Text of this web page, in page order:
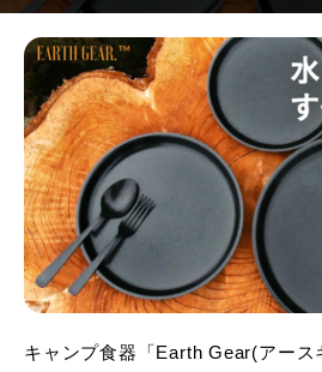
キャンプ食器「Earth Gear(アース